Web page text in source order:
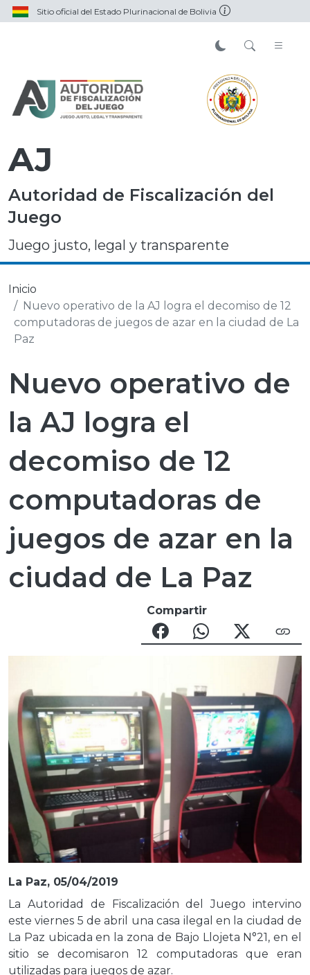
Sitio oficial del Estado Plurinacional de Bolivia
AJ
Autoridad de Fiscalización del
Juego
Juego justo, legal y transparente
Inicio
Nuevo operativo de la AJ logra el decomiso de 12
computadoras de juegos de azar en la ciudad de La
Paz
Nuevo operativo de
la AJ logra el
decomiso de 12
computadoras de
juegos de azar en la
ciudad de La Paz
Compartir
La Paz, 05/04/2019
La Autoridad de Fiscalización del Juego intervino
este viernes 5 de abril una casa ilegal en la ciudad de
La Paz ubicada en la zona de Bajo Llojeta N°21, en el
sitio se decomisaron 12 computadoras que eran
utilizadas para juegos de azar.